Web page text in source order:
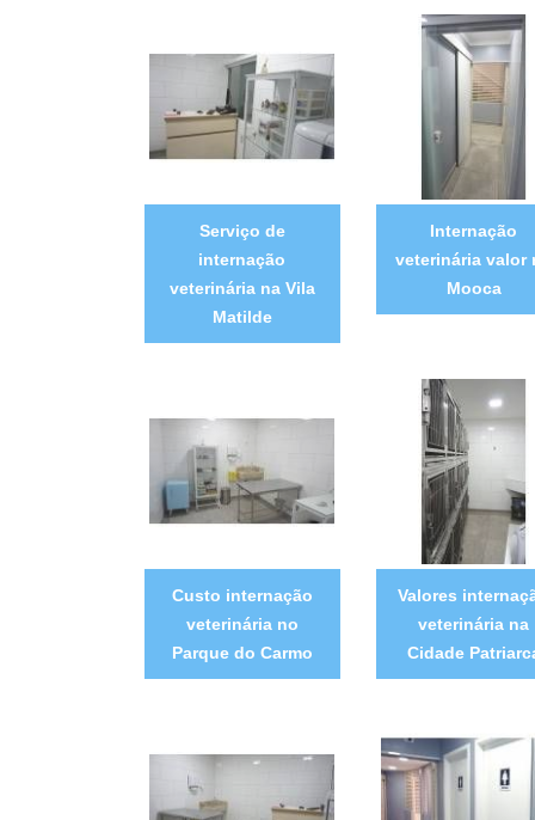
Serviço de
internação
veterinária na Vila
Matilde
Internação
veterinária valor
Mooca
Custo internação
veterinária no
Parque do Carmo
Valores
veterinária na
Cidade